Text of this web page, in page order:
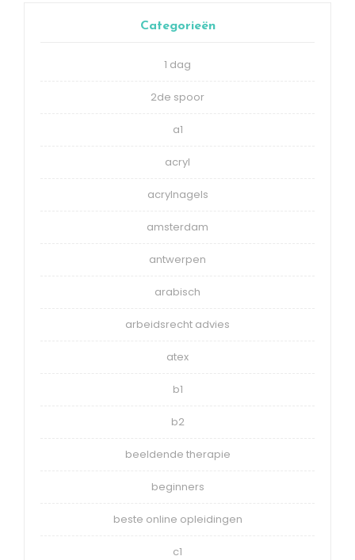
Categorieën
1 dag
2de spoor
a1
acryl
acrylnagels
amsterdam
antwerpen
arabisch
arbeidsrecht advies
atex
b1
b2
beeldende therapie
beginners
beste online opleidingen
c1